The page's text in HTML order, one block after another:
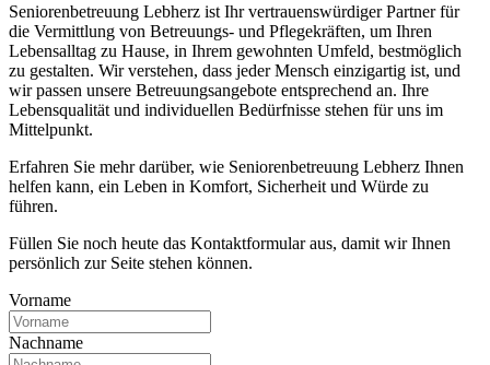
Seniorenbetreuung Lebherz ist Ihr vertrauenswürdiger Partner für
die Vermittlung von Betreuungs- und Pflegekräften, um Ihren
Lebensalltag zu Hause, in Ihrem gewohnten Umfeld, bestmöglich
zu gestalten. Wir verstehen, dass jeder Mensch einzigartig ist, und
wir passen unsere Betreuungsangebote entsprechend an. Ihre
Lebensqualität und individuellen Bedürfnisse stehen für uns im
Mittelpunkt.
Erfahren Sie mehr darüber, wie Seniorenbetreuung Lebherz Ihnen
helfen kann, ein Leben in Komfort, Sicherheit und Würde zu
führen.
Füllen Sie noch heute das Kontaktformular aus, damit wir Ihnen
persönlich zur Seite stehen können.
Vorname
Nachname